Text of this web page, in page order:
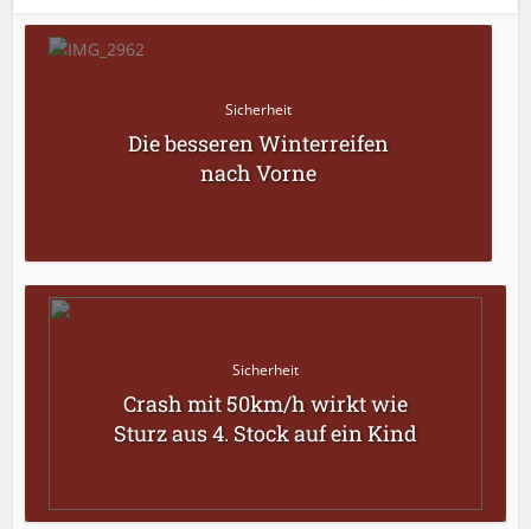
Sicherheit
Die besseren Winterreifen
nach Vorne
Sicherheit
Crash mit 50km/h wirkt wie
Sturz aus 4. Stock auf ein Kind